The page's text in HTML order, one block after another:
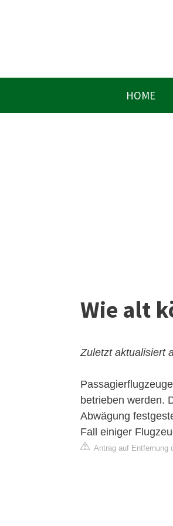
HOME
Wie alt
Zuletzt aktualisiert
betrieben werden.
Abwägung
Fall einiger
Antrag auf Entfernung